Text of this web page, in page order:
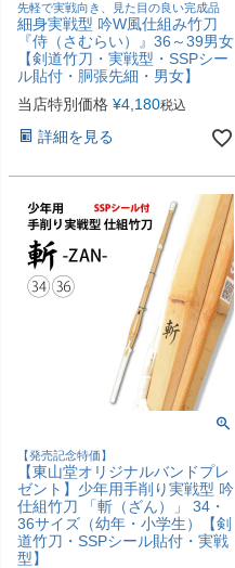
先軽で実戦向き、見た目の良い完成品
細身実戦型 吟W風仕組み竹刀
『侍（さむらい）』36～39男女
【剣道竹刀・実戦型・SSPシー
ル貼付・胴張先細・男女】
当店特別価格 ¥4,180税込
詳細を見る
【発売記念特価】
【東山堂オリジナルバンドプレ
ゼント】少年用手削り実戦型 吟
仕組竹刀 「斬（ざん）」 34・
36サイズ（幼年・小学生）【剣
道竹刀・SSPシール貼付・実戦
型】